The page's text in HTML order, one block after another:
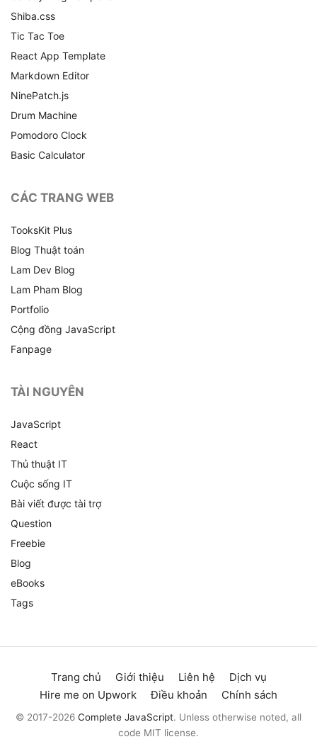
Shiba.css
Tic Tac Toe
React App Template
Markdown Editor
NinePatch.js
Drum Machine
Pomodoro Clock
Basic Calculator
CÁC TRANG WEB
TooksKit Plus
Blog Thuật toán
Lam Dev Blog
Lam Pham Blog
Portfolio
Cộng đồng JavaScript
Fanpage
TÀI NGUYÊN
JavaScript
React
Thủ thuật IT
Cuộc sống IT
Bài viết được tài trợ
Question
Freebie
Blog
eBooks
Tags
Trang chủ Giới thiệu Liên hệ
Dịch vụ
Hire me on Upwork
Điều khoản Chính sách
© 2017-2026 Complete JavaScript. Unless otherwise noted, all
code MIT license.